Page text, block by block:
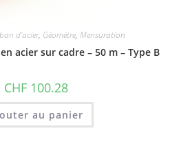
d'acier, Géomètre, Mensuration
acier sur cadre – 50 m – Type B
CHF100.28
au panier